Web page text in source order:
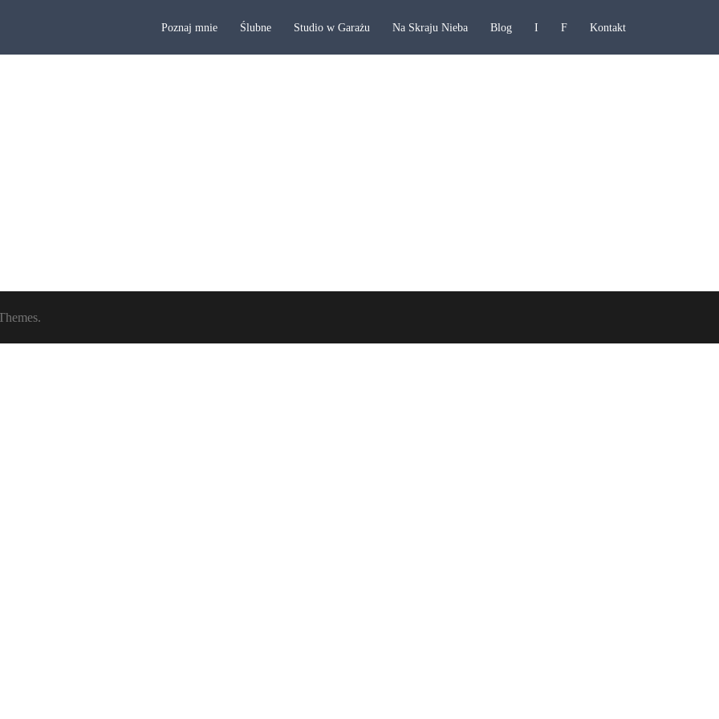
Poznaj mnie Ślubne Studio w Garażu Na Skraju Nieba Blog I F Kontakt